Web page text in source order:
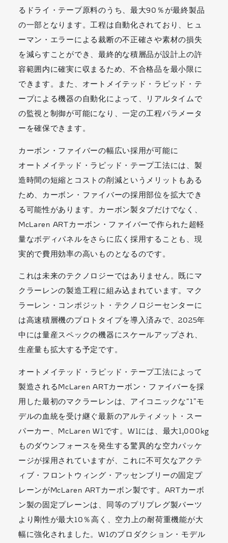
るドライ・テープ原料のうち、最大90％が最終製品
の一部となります。工程は自動化されており、ヒュ
ーマン・エラーによる裁断の不正確さや素材の損失
を減らすことができ、最終的な積層品が設計上の許
容範囲内に確実に収まるため、不合格品を最小限に
できます。また、オートメイテッド・ラピッド・テ
ープによる機器の自動化によって、リアルタイムで
の監視と制御が可能になり、一定の工程パラメータ
ーを確保できます。
カーボン・ファイバーの幅広い採用が可能に
オートメイテッド・ラピッド・テープ工法には、製
造時間の短縮とコストの削減というメリットもある
ため、カーボン・ファイバーの採用部位を拡大でき
る可能性があります。カーボン製タブだけでなく、
McLaren ARTカーボン・ファイバーで作られた超軽
量なボディパネルをさらに広く採用することも、現
実的で費用効率の高いものとなるのです。
これは未来のテクノロジーではありません。既にマ
クラーレンの製造工程に組み込まれています。マク
ラーレン・コンポジット・テクノロジーセンターに
は高速積層機のプロトタイプを導入済みで、2025年
中には量産スペックの機器にスケールアップされ、
生産量も拡大する予定です。
オートメイテッド・ラピッド・テープ工法によって
製造されるMcLaren ARTカーボン・ファイバーを採
用した最初のマクラーレンは、アイコニックな“1”モ
デルの血統を受け継ぐ最新のアルティメット・スー
パーカー、McLaren W1です。W1には、最大1,000kg
ものダウンフォースを発生する驚異的な空力パッケ
ージが採用されていますが、これに不可欠なアクテ
ィブ・フロントウィング・アッセンブリーの固定プ
レーンがMcLaren ARTカーボン製です。ARTカーボ
ン製の固定プレーンは、同等のプリプレグ製パーツ
より剛性が最大10％高く、空力上の耐荷重機能が大
幅に強化されました。W1のプロダクション・モデル